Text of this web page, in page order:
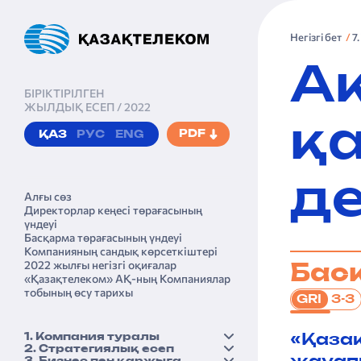
БІРІКТІРІЛГЕН
ЖЫЛДЫҚ ЕСЕП / 2022
ҚАЗ РУС ENG PDF
Алғы сөз
Директорлар кеңесі төрағасы­ның
үндеуі
Басқарма төрағасы­ның үндеуі
Компанияның сандық көрсеткіштері
2022 жылғы негізгі оқиғалар
«Қазақтеле­ком» АҚ-ның Компаниялар
тобының өсу тарихы
1. Компания туралы
Қысқаша бейіні
2. Стратегиялық есеп
Негізгі бет
GRI 3-3